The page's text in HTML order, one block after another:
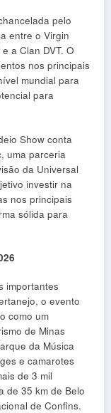
pelo
entre o Virgin
a Clan DVT. O
nos principais
mundial para
para
Show conta
uma parceria
da Universal
investir na
nos principais
sólida para
importantes
o evento
como um
de Minas
da Música
e camarotes
de 3 mil
de 35 km de Belo
de Confins.